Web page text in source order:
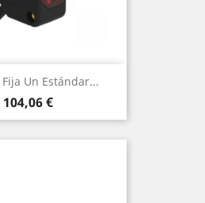
Fija Un Estándar...
Precio
104,06 €